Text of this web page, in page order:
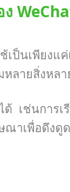
ป็นเพียงแ
หลายสิ่งหล
ด้ เช่นการ
าเพื่อดึงดู